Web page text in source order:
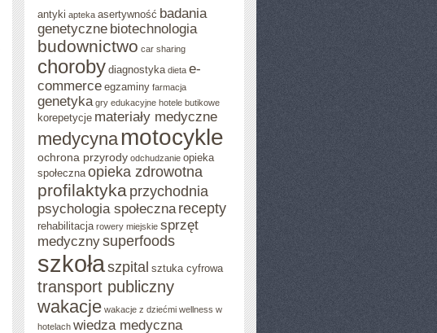
antyki apteka asertywność badania
genetyczne biotechnologia
budownictwo car sharing
choroby diagnostyka dieta e-
commerce egzaminy farmacja
genetyka gry edukacyjne hotele butikowe
korepetycje materiały medyczne
medycyna motocykle
ochrona przyrody odchudzanie opieka
społeczna opieka zdrowotna
profilaktyka przychodnia
psychologia społeczna recepty
rehabilitacja rowery miejskie sprzęt
medycznysuperfoods
szkołaszpital sztuka cyfrowa
transport publiczny
wakacje wakacje z dziećmi wellness w
hotelach wiedza medyczna